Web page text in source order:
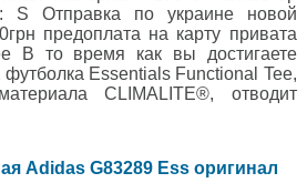
S Отправка по украине новой
предоплата на карту привата
В то время как вы достигаете
Essentials Functional Tee,
CLIMALITE®, отводит
Adidas G83289 Ess оригинал